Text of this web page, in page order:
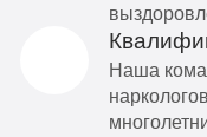
Наша